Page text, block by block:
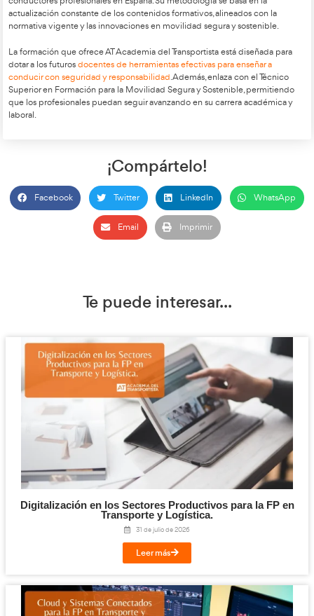
6. Espacios y equipamientos mínimos
Aula polivalente.
Circuito cerrado para prácticas.
Ordenadores en red con acceso a Internet.
Medios audiovisuales.
Vehículos de prácticas.
7. Módulos profesionales del Certificado Profesional
1652. Organización de la formación de las personas
1653. Técnicas de conducción.
1655. Didáctica de la enseñanza práctica de la
1657. Seguridad vial.
1658. Didáctica de la formación para la seguridad
1782. Prevención de riesgos laborales.
AT Academia del
Liderazgo en la